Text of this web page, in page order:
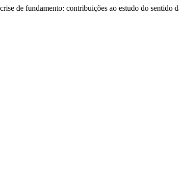
de fundamento: contribuições ao estudo do sentido